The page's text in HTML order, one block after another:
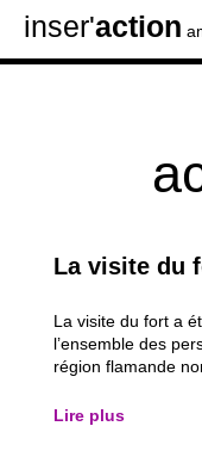
inser'action
La visite du
La visite du fort a
l’ensemble des
région flamande
partie de la triste
Lire plus